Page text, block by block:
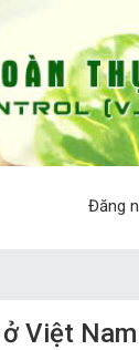
Đăng
Việt